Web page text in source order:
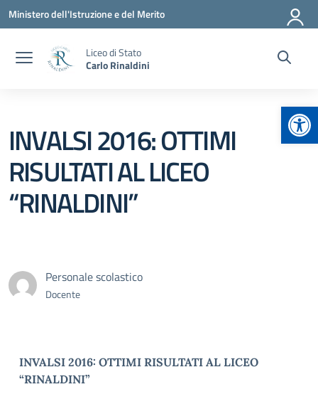
Vai ai contenuti
Vai al menu di navigazione
Vai al footer
Ministero dell'Istruzione e del Merito
Liceo di Stato
Carlo Rinaldini
INVALSI 2016: OTTIMI
RISULTATI AL LICEO
“RINALDINI”
Personale scolastico
Docente
INVALSI 2016: OTTIMI RISULTATI AL LICEO
“RINALDINI”